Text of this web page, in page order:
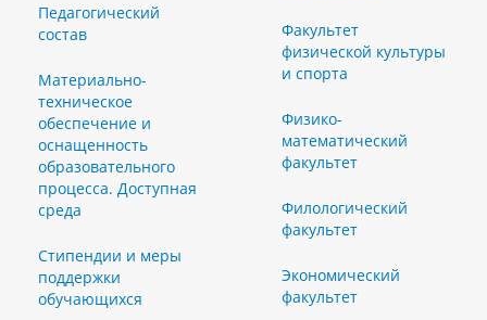
Педагогический
состав
Материально-
техническое
обеспечение и
оснащенность
образовательного
процесса. Доступная
среда
Стипендии и меры
поддержки
обучающихся
Факультет
физической культуры
и спорта
Физико-
математический
факультет
Филологический
факультет
Экономический
факультет